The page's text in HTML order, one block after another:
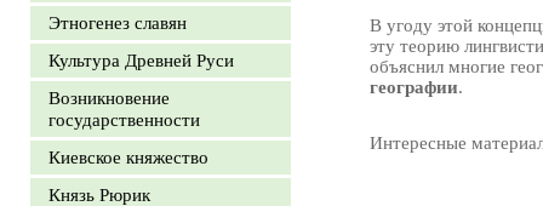
Этногенез славян
Культура Древней Руси
Возникновение
государственности
Киевское княжество
Князь Рюрик
В угоду этой
эту теорию
объяснил многие
географии.
Интересные